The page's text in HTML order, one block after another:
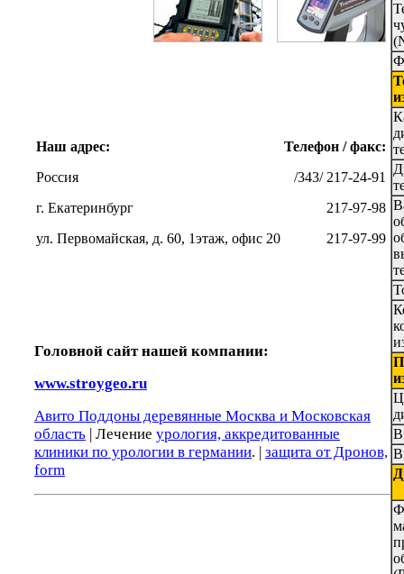
Наш адрес:
Россия
г. Екатеринбург
ул. Первомайская, д. 60, 1этаж, офис 20
Телефон / факс:
/343/ 217-24-91
217-97-98
217-97-99
Головной сайт нашей компании:
www.stroygeo.ru
Авито Поддоны деревянные Москва и Московская
область | Лечение урология, аккредитованные
клиники по урологии в германии. | защита от Дронов,
form